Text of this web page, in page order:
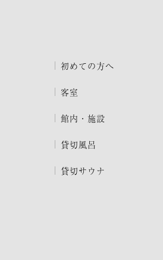
初めての方へ
客室
館内・施設
貸切風呂
貸切サウナ